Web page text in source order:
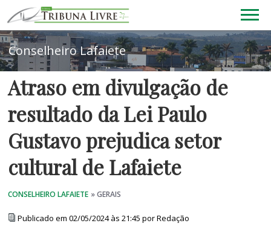
Atraso em divulgação de
resultado da Lei Paulo
Gustavo prejudica setor
cultural de Lafaiete
Publicado em 02/05/2024 às 21:45 por Redação